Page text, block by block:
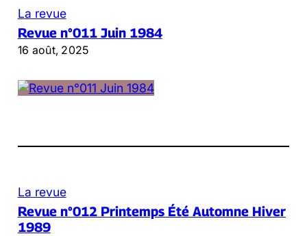
La revue
Revue n°011 Juin 1984
16 août, 2025
La revue
Revue n°012 Printemps Été Automne Hiver
1989